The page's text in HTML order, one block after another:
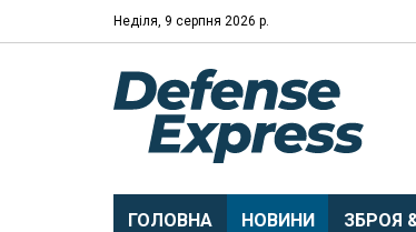
Неділя, 9 серпня 2026 р.
ГОЛОВНА НОВИНИ ЗБРОЯ